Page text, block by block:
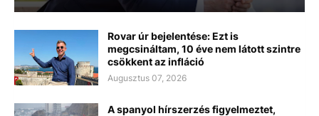
Rovar úr bejelentése: Ezt is
megcsináltam, 10 éve nem látott szintre
csökkent az infláció
Augusztus 07, 2026
A spanyol hírszerzés figyelmeztet,